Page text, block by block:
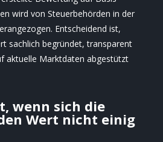
wird von Steuerbehörden in der
Entscheidend ist,
sachlich begründet, transparent
aktuelle Marktdaten abgestützt
wenn sich die
Wert nicht einig